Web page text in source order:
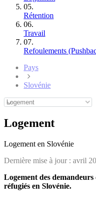
05.
Rétention
06.
Travail
07.
Refoulements
Pays
Slovénie
Logement
Logement en Slovénie
Dernière mise à jour : avril
Logement des demandeurs
réfugiés en Slovénie.